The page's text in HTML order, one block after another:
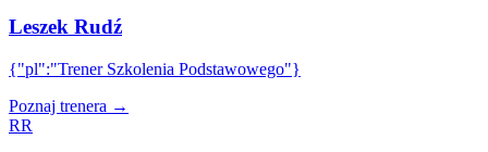
Leszek Rudź
{"pl":"Trener Szkolenia Podstawowego"}
Poznaj trenera →
RR